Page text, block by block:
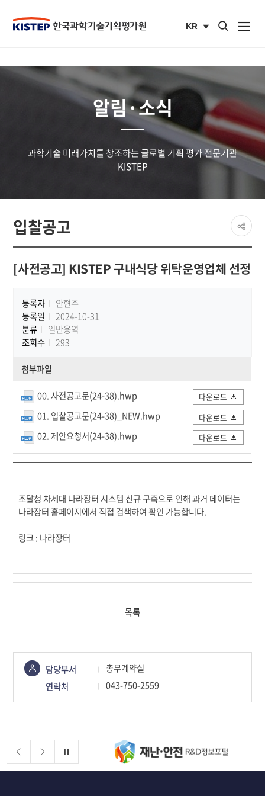
KR
통합검색 열기
사이트맵
알림·소식
과학기술 미래가치를 창조하는 글로벌 기획 평가 전문기관
KISTEP
입찰공고
페이지
공유
share
[사전공고] KISTEP 구내식당 위탁운영업체 선정
등록자
안현주
등록일
2024-10-31
분류
일반용역
조회수
293
첨부파일
00. 사전공고문(24-38).hwp 다운로드
01. 입찰공고문(24-38)_NEW.hwp 다운로드
02. 제안요청서(24-38).hwp 다운로드
조달청 차세대 나라장터 시스템 신규 구축으로 인해 과거 데이터는
나라장터 홈페이지에서 직접 검색하여 확인 가능합니다.
링크 : 나라장터
목록
콘텐츠
정보책임자
담당부서
총무계약실
연락처
043-750-2559
배너존